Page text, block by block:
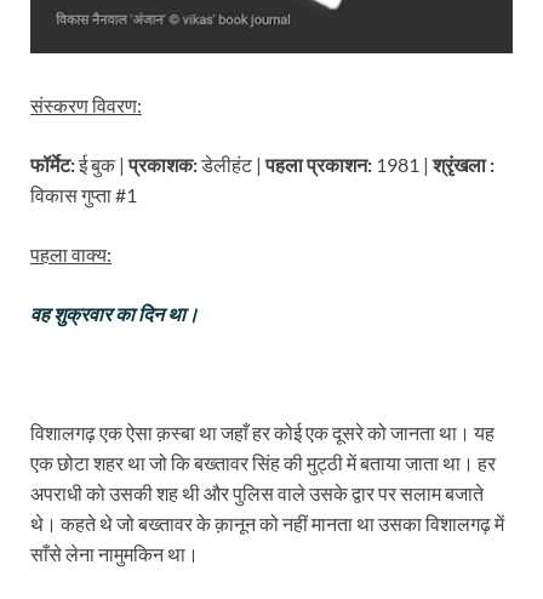
संस्करण विवरण:
फॉर्मेट:ई बुक |प्रकाशक:डेलीहंट |पहला प्रकाशन: 1981 |श्रृंखला :
विकास गुप्ता #1
पहला वाक्य:
वह शुक्रवार का दिन था।
विशालगढ़ एक ऐसा क़स्बा था जहाँ हर कोई एक दूसरे को जानता था। यह
एक छोटा शहर था जो कि बख्तावर सिंह की मुट्ठी में बताया जाता था। हर
अपराधी को उसकी शह थी और पुलिस वाले उसके द्वार पर सलाम बजाते
थे। कहते थे जो बख्तावर के क़ानून को नहीं मानता था उसका विशालगढ़ में
साँसे लेना नामुमकिन था।